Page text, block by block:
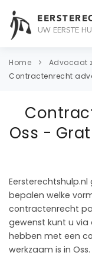
UW EERSTE
ONDERWERPEN
ADVOCAAT
OVER ONS
Home Advocaat
Contractenrecht
Oss -
bepalen welke
contractenrecht
gewenst kunt u via
hebben met een
werkzaam is in Oss.